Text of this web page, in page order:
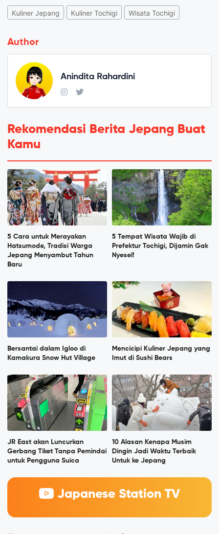
Kuliner Jepang Kuliner Tochigi Wisata Tochigi
Author
Anindita Rahardini
Rekomendasi Berita Jepang Buat
Kamu
5 Cara untuk Merayakan
Hatsumode, Tradisi Warga
Jepang Menyambut Tahun
Baru
5 Tempat Wisata Wajib di
Prefektur Tochigi, Dijamin Gak
Nyesel!
Bersantai dalam Igloo di
Kamakura Snow Hut Village
Mencicipi Kuliner Jepang yang
Imut di Sushi Bears
JR East akan Luncurkan
Gerbang Tiket Tanpa Pemindai
untuk Pengguna Suica
10 Alasan Kenapa Musim
Dingin Jadi Waktu Terbaik
Untuk ke Jepang
Japanese Station TV